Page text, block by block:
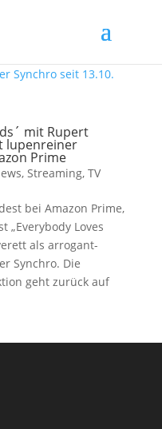
mit Rupert
lupenreiner
Prime
, Streaming, TV
bei Amazon Prime,
„Everybody Loves
als arrogant-
Synchro. Die
geht zurück auf